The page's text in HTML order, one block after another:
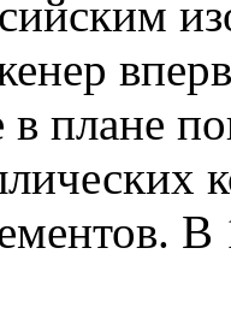
в плане
В